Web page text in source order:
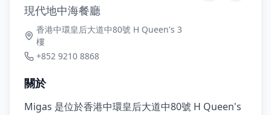
現代地中海餐廳
香港中環皇后大道中80號 H Queen's 3
樓
+852 9210 8868
關於
Migas 是位於香港中環皇后大道中80號 H Queen's